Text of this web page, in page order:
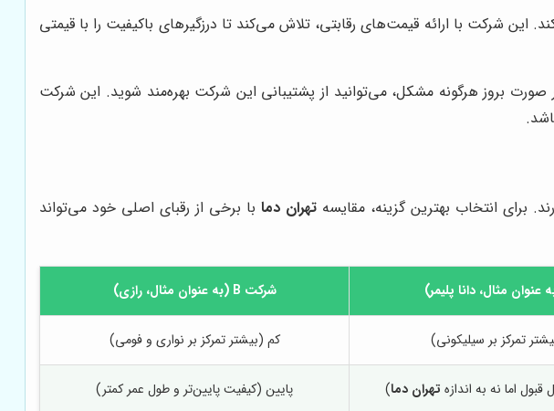
شرکت با ارائه قیمت‌های رقابتی، تلاش می‌کند تا درزگیرهای باکیفیت را با قیمتی
بروز هرگونه مشکل، می‌توانید از پشتیبانی این شرکت بهره‌مند شوید. این شرکت
برای انتخاب بهترین گزینه، مقایسهتهران دما با برخی از رقبای اصلی خود می‌تواند
شرکت B (به عنوان مثال، رازی)
تمرکز بر سیلیکونی) کم (بیشتر تمرکز بر نواری و فومی)
اما نه به اندازه تهران دما) پایین (کیفیت پایین‌تر و طول عمر کمتر)